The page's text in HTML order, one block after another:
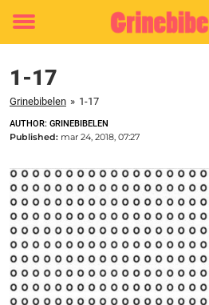
Toggle
1-17
Grinebibelen » 1-17
AUTHOR: GRINEBIBELEN
Published: mar 24, 2018, 07:27